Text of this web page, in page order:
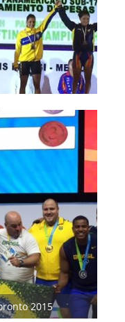
2015